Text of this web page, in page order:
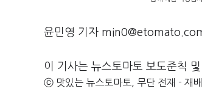
윤민영 기자
이 기사는 뉴스토마토 보도준칙
ⓒ 맛있는 뉴스토마토, 무단 전재 - 재배